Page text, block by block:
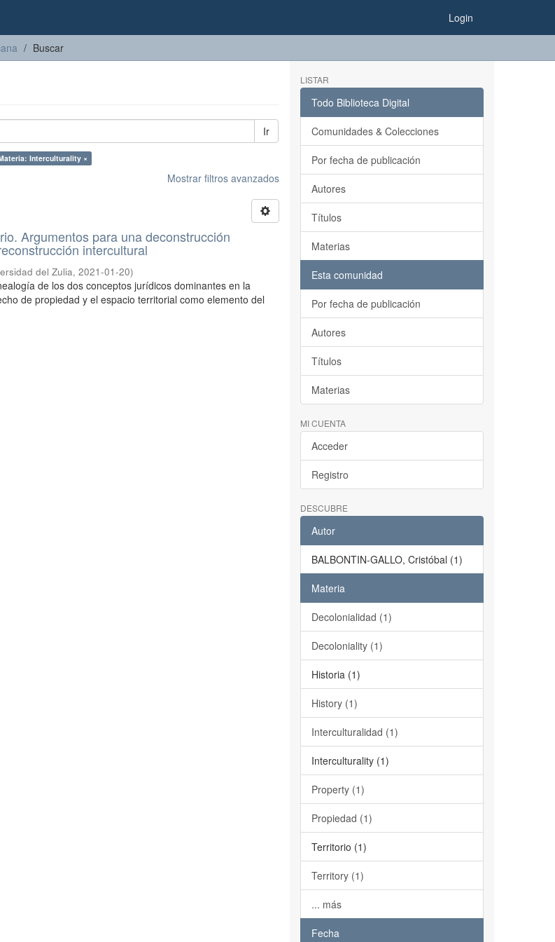
Login
Buscar
Ir
Interculturality ×
Mostrar filtros avanzados
Argumentos para una deconstrucción
intercultural
del Zulia,2021-01-20)
de los dos conceptos jurídicos dominantes en la
de propiedad y el espacio territorial como elemento del
LISTAR
Todo Biblioteca Digital
Comunidades & Colecciones
Por fecha de publicación
Autores
Títulos
Materias
Esta comunidad
Por fecha de publicación
Autores
Títulos
Materias
MI CUENTA
Acceder
Registro
DESCUBRE
Autor
BALBONTIN-GALLO, Cristóbal (1)
Materia
Decolonialidad (1)
Decoloniality (1)
Historia (1)
History (1)
Interculturalidad (1)
Interculturality (1)
Property (1)
Propiedad (1)
Territorio (1)
Territory (1)
... más
Fecha